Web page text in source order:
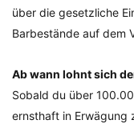
über die gesetzliche
Barbestände auf dem
Ab wann lohnt sich
Sobald du über
ernsthaft in Erwägung